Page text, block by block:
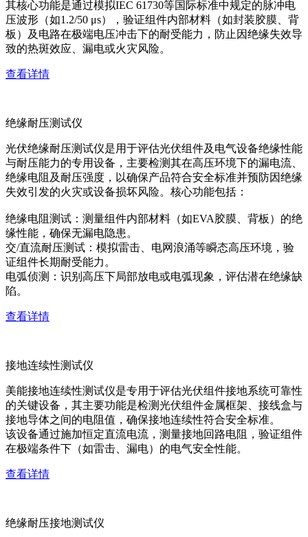
其核心功能是通过模拟IEC 61730等国际标准中规定的脉冲电
压波形（如1.2/50 μs），验证组件内部材料（如封装胶膜、背
板）及电路在极端电压冲击下的耐受能力，防止因绝缘失效导
致的热斑效应、漏电或火灾风险。
查看详情
绝缘耐压测试仪
光伏绝缘耐压测试仪是用于评估光伏组件及电气设备绝缘性能
与耐压能力的专用设备，主要检测其在高压环境下的漏电流、
绝缘电阻及耐压强度，以确保产品符合安全标准并预防因绝缘
失效引发的火灾或设备损坏风险。核心功能包括：
绝缘电阻测试：测量组件内部材料（如EVA胶膜、背板）的绝
缘性能，确保无漏电隐患。
交/直流耐压测试：模拟雷击、电网浪涌等瞬态高压环境，验
证组件长期耐受能力。
电弧侦测：识别高压下局部放电或电弧现象，评估潜在绝缘缺
陷。
查看详情
接地连续性测试仪
美能接地连续性测试仪是专用于评估光伏组件接地系统可靠性
的关键设备，其主要功能是检测光伏组件金属框架、接线盒与
接地导体之间的电阻值，确保接地连续性符合安全标准。
该设备通过施加恒定直流电流，测量接地回路电阻，验证组件
在极端条件下（如雷击、漏电）的电气安全性能。
查看详情
绝缘耐压接地测试仪